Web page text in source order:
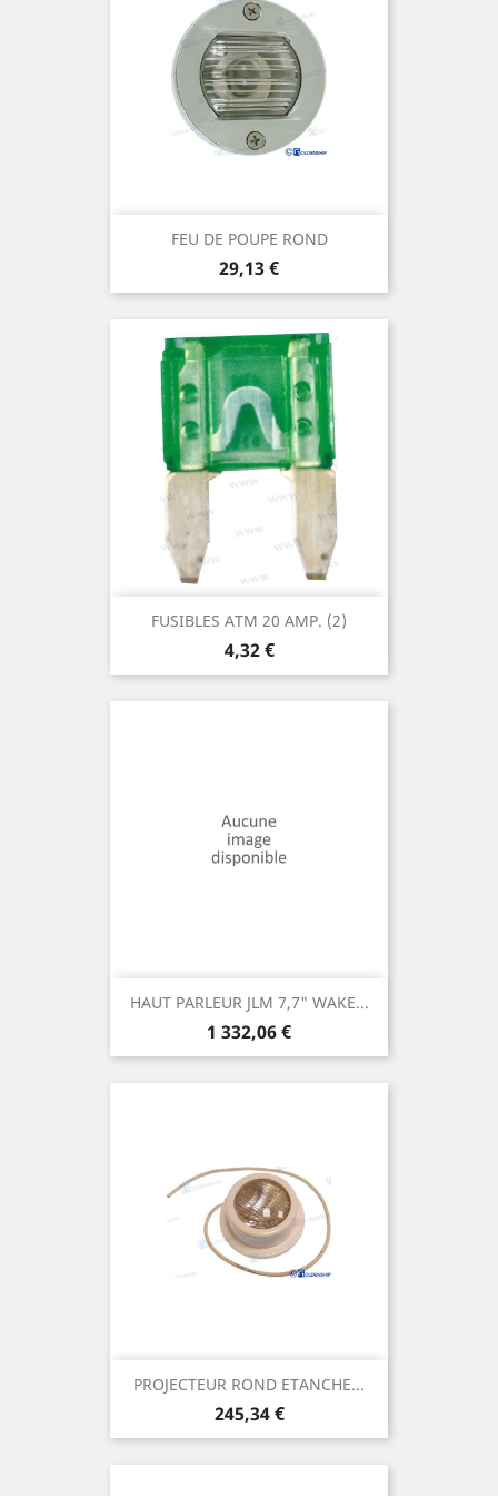
FEU DE POUPE ROND
Prix
29,13 €
FUSIBLES ATM 20 AMP. (2)
Prix
4,32 €
HAUT PARLEUR JLM 7,7" WAKE...
Prix
1 332,06 €
PROJECTEUR ROND ETANCHE...
Prix
245,34 €